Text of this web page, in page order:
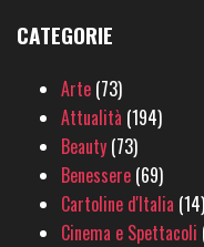
CATEGORIE
Arte (73)
Attualità (194)
Beauty (73)
Benessere (69)
Cartoline d'Italia (14)
Cinema e Spettacoli